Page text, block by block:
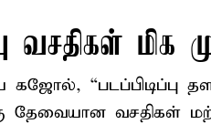
வசதிகள் மிக
கஜோல்,
தேவையான வசதிகள்